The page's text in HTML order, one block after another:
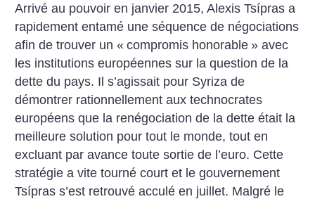
Arrivé au pouvoir en janvier 2015, Alexis Tsípras a
rapidement entamé une séquence de négociations
afin de trouver un « compromis honorable » avec
les institutions européennes sur la question de la
dette du pays. Il s’agissait pour Syriza de
démontrer rationnellement aux technocrates
européens que la renégociation de la dette était la
meilleure solution pour tout le monde, tout en
excluant par avance toute sortie de l’euro. Cette
stratégie a vite tourné court et le gouvernement
Tsípras s’est retrouvé acculé en juillet. Malgré le